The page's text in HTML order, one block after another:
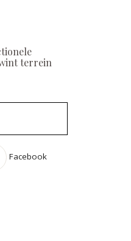
terrein
Facebook